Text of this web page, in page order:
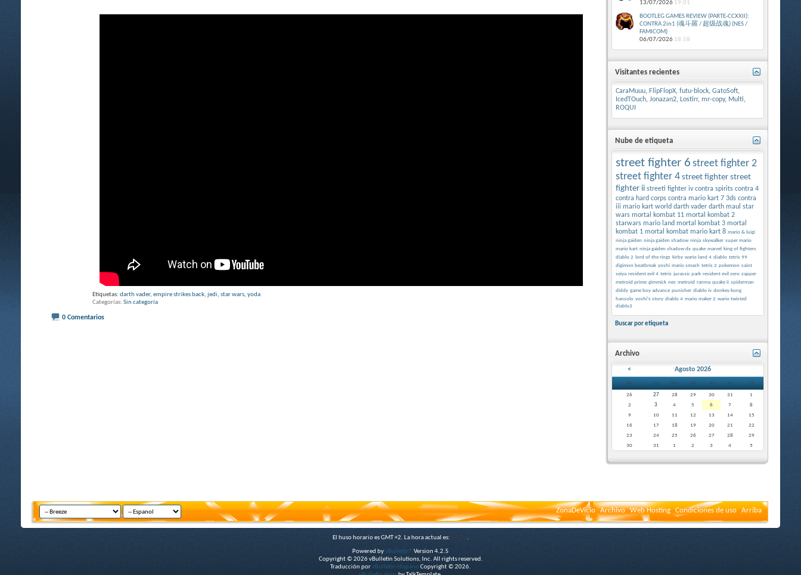
Etiquetas: darth vader, empire strikes back, jedi, star wars, yoda
Categorías Sin categoría
0 Comentarios
13/07/2026 19:01
BOOTLEG GAMES REVIEW (PARTE-CCXXII):
CONTRA 2in1 (魂斗羅 / 超级战魂) (NES /
FAMICOM)
06/07/2026 18:58
Visitantes recientes
CaraMuuu, FlipFlopX, futu-block, GatoSoft,
IcedTOuch, Jonazan2, Lostirr, mr-copy, Multi,
ROQUI
Nube de etiqueta
street fighter 6 street fighter 2
street fighter 4 street fighter street
fighter ii streeti fighter iv contra spirits contra 4
contra hard corps contra mario kart 7 3ds contra
iii mario kart world darth vader darth maul star
wars mortal kombat 11 mortal kombat 2
starwars mario land mortal kombat 3 mortal
kombat 1 mortal kombat mario kart 8 mario & luigi
ninja gaiden ninja gaiden shadow ninja skywalker super mario
mario kart ninja gaiden shadow dx quake marvel
king of fighters
diablo 2
lord of the rings kirby wario land 4 diablo tetris 99
digimon beatbreak yoshi mario smash tetris 2 pokemon saint
seiya resident evil 4 tetris jurassic park resident evil zero zapper
metroid prime gimmick nes metroid ranma quake ii spiderman
diddy game boy advance punisher diablo iv donkey kong
hansolo yoshi's story diablo 4 mario maker 2 wario twisted
diablo3
Buscar por etiqueta
Archivo
< Agosto 2026
Do Lu Ma Mi Ju Vi Sá
26 27 28 29 30 31
1
2
3 4 5 6 7
8
9
10 11 12 13 14
15
16
17 18 19 20 21
22
23
24 25 26 27 28
29
30
31 1 2 3 4 5
ZonaDeVicio Archivo Web Hosting Condiciones de uso Arriba
El huso horario es GMT +2. La hora actual es: 16:36.
Powered byvBulletin® Version 4.2.5
Copyright © 2026 vBulletin Solutions, Inc. All rights reserved.
Traducción porvBulletin Hispano Copyright © 2026.